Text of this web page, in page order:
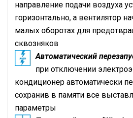
направление подачи воздуха
горизонтально, а вентилятор
малых оборотах для
сквозняков
Автоматический
при отключении
кондиционер автоматически
сохранив в памяти все
параметры